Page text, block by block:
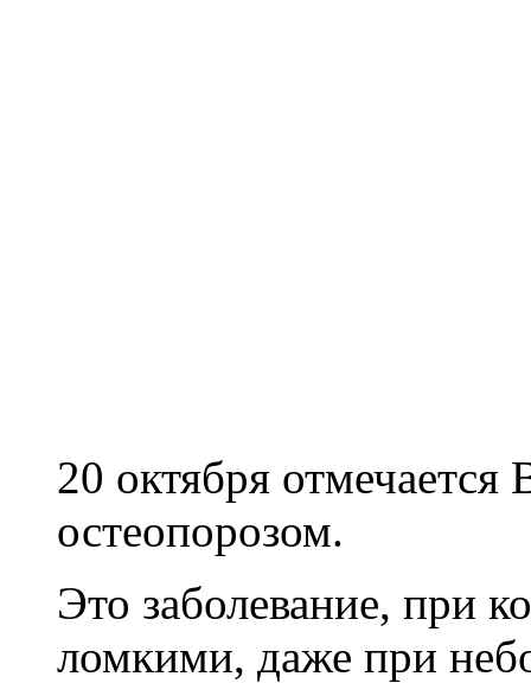
20 октября
остеопорозом.
Это заболевание, при
ломкими, даже при